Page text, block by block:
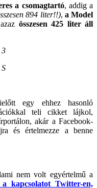
a csomagtartó, addig a
894 liter!!), a Model
összesen 425 liter áll
3
egy ehhez hasonló
teli cikket lájkol,
akár a Facebook-
és értelmezze a benne
nem volt egyértelmű a
kapcsolatot Twitter-en,